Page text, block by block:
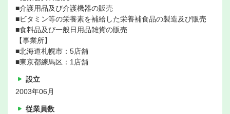
■介護用品及び介護機器の販売
■ビタミン等の栄養素を補給した栄養補食品の製造及び販売
■食料品及び一般日用品雑貨の販売
【事業所】
■北海道札幌市：5店舗
■東京都練馬区：1店舗
設立
2003年06月
従業員数